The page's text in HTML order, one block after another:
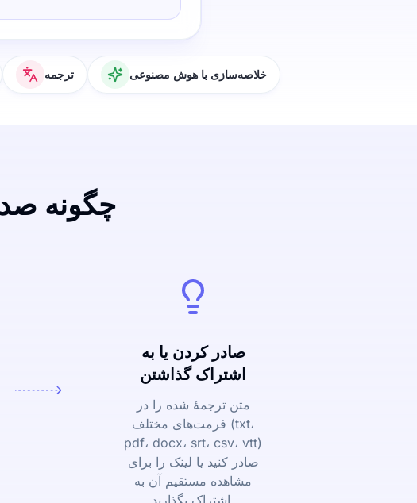
ترجمه خلاصه‌سازی با هوش مصنوعی
چگونه
صادر کردن یا به
اشتراک گذاشتن
متن ترجمۀ شده را در
فرمت‌های مختلف (txt،
pdf، docx، srt، csv، vtt)
صادر کنید یا لینک را برای
مشاهده مستقیم آن به
اشتراک بگذارید.